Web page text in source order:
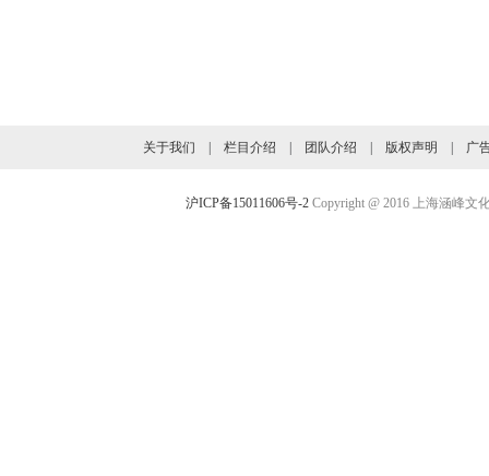
关于我们 | 栏目介绍 | 团队介绍 | 版权声明 | 广
沪ICP备15011606号-2 Copyright @ 2016 上海涵峰文